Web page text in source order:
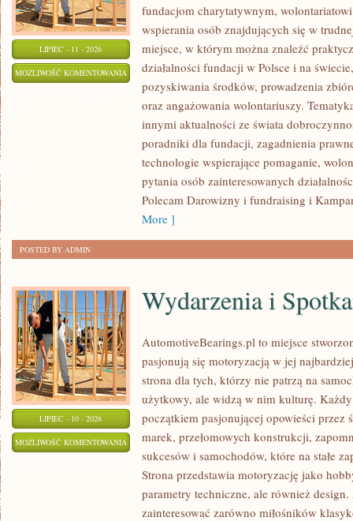
LIPIEC - 11 - 2026
MOŻLIWOŚĆ KOMENTOWANIA PISANIE
WNIOSKÓW
fundacjom charytatywnym,
wspierania osób znajdujących się w
miejsce, w którym można znaleźć
działalności fundacji w Polsce i na
pozyskiwania środków, prowadzenia
oraz angażowania wolontariuszy.
innymi aktualności ze świata
poradniki dla fundacji, zagadnienia
technologie wspierające pomaganie,
pytania osób zainteresowanych
Polecam Darowizny i fundraising i
More ]
POSTED BY ADMIN
LIPIEC - 10 - 2026
MOŻLIWOŚĆ KOMENTOWANIA WYDARZENIA
SPOTKANIA
KLASYKÓW
Wydarzenia i
AutomotiveBearings.pl to miejsce
pasjonują się motoryzacją w jej
strona dla tych, którzy nie patrzą na
użytkowy, ale widzą w nim kulturę.
początkiem pasjonującej opowieści przez
marek, przełomowych konstrukcji,
sukcesów i samochodów, które na stałe
Strona przedstawia motoryzację jako
parametry techniczne, ale również
zainteresować zarówno miłośników